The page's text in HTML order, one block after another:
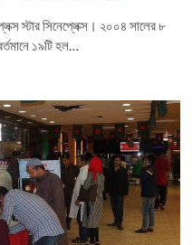
স্টার সিনেপ্লেক্স। ২০০৪ সালের ৮
১৯টি হল…